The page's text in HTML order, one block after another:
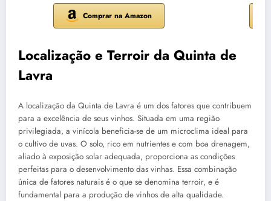
Comprar na Amazon
Localização e Terroir da Quinta de
Lavra
A localização da Quinta de Lavra é um dos fatores que contribuem
para a excelência de seus vinhos. Situada em uma região
privilegiada, a vinícola beneficia-se de um microclima ideal para
o cultivo de uvas. O solo, rico em nutrientes e com boa drenagem,
aliado à exposição solar adequada, proporciona as condições
perfeitas para o desenvolvimento das vinhas. Essa combinação
única de fatores naturais é o que se denomina terroir, e é
fundamental para a produção de vinhos de alta qualidade.